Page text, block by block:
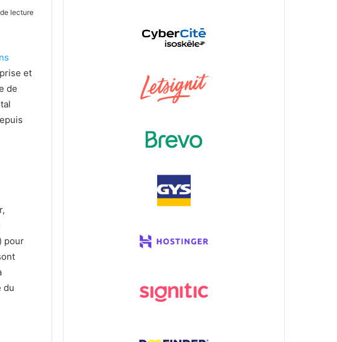
lecture
et
de
pour
du